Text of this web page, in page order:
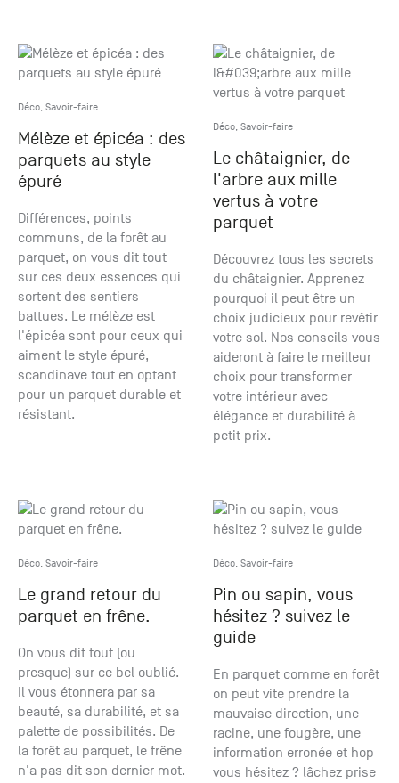
Déco, Savoir-faire
Mélèze et épicéa : des
parquets au style
épuré
Différences, points
communs, de la forêt au
parquet, on vous dit tout
sur ces deux essences qui
sortent des sentiers
battues. Le mélèze est
l'épicéa sont pour ceux qui
aiment le style épuré,
scandinave tout en optant
pour un parquet durable et
résistant.
Déco, Savoir-faire
Le châtaignier, de
l'arbre aux mille
vertus à votre
parquet
Découvrez tous les secrets
du châtaignier. Apprenez
pourquoi il peut être un
choix judicieux pour revêtir
votre sol. Nos conseils vous
aideront à faire le meilleur
choix pour transformer
votre intérieur avec
élégance et durabilité à
petit prix.
Déco, Savoir-faire
Le grand retour du
parquet en frêne.
On vous dit tout (ou
presque) sur ce bel oublié.
Il vous étonnera par sa
beauté, sa durabilité, et sa
palette de possibilités. De
la forêt au parquet, le frêne
n'a pas dit son dernier mot.
Déco, Savoir-faire
Pin ou sapin, vous
hésitez ? suivez le
guide
En parquet comme en forêt
on peut vite prendre la
mauvaise direction, une
racine, une fougère, une
information erronée et hop
vous hésitez ? lâchez prise